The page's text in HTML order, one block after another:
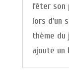
fêter son
lors d'un
thème du
ajoute un